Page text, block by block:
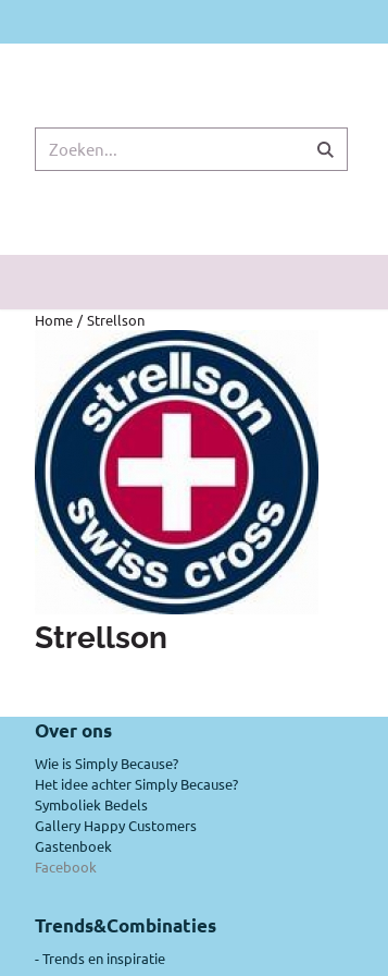
Home / Strellson
Strellson
Over ons
Wie is Simply Because?
Het idee achter Simply Because?
Symboliek Bedels
Gallery Happy Customers
Gastenboek
Facebook
Trends&Combinaties
-Trends en inspiratie